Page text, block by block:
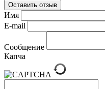
Оставить отзыв
Имя
E-mail
Сообщение
Капча